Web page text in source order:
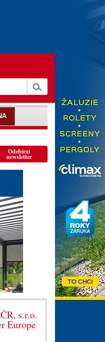
Odebírat
newsletter
s.r.o.
Europe